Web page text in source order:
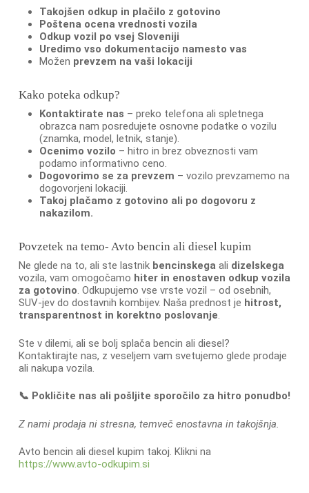
Takojšen odkup in plačilo z gotovino
Poštena ocena vrednosti vozila
Odkup vozil po vsej Sloveniji
Uredimo vso dokumentacijo namesto vas
Možen prevzem na vaši lokaciji
Kako poteka odkup?
Kontaktirate nas – preko telefona ali spletnega
obrazca nam posredujete osnovne podatke o vozilu
(znamka, model, letnik, stanje).
Ocenimo vozilo – hitro in brez obveznosti vam
podamo informativno ceno.
Dogovorimo se za prevzem – vozilo prevzamemo na
dogovorjeni lokaciji.
Takoj plačamo z gotovino ali po dogovoru z
nakazilom.
Povzetek na temo- Avto bencin ali diesel kupim
Ne glede na to, ali ste lastnik bencinskegaali dizelskega
vozila, vam omogočamo hiter in enostaven odkup vozila
za gotovino. Odkupujemo vse vrste vozil – od osebnih,
SUV-jev do dostavnih kombijev. Naša prednost je hitrost,
transparentnost in korektno poslovanje.
Ste v dilemi, ali se bolj splača bencin ali diesel?
Kontaktirajte nas, z veseljem vam svetujemo glede prodaje
ali nakupa vozila.
📞 Pokličite nas ali pošljite sporočilo za hitro ponudbo!
Z nami prodaja ni stresna, temveč enostavna in takojšnja.
Avto bencin ali diesel kupim takoj. Klikni na
https://www.avto-odkupim.si